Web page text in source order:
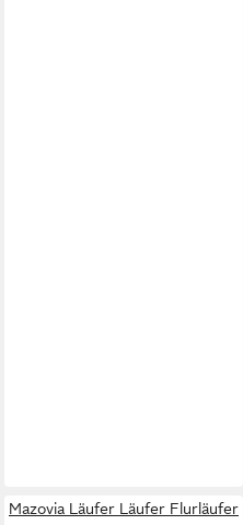
Mazovia Läufer Läufer Flurläufer